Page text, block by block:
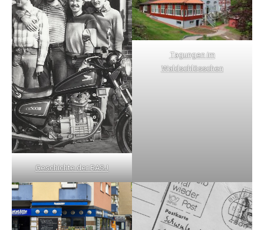
Geschichte der BASJ
Tagungen im
Waldschlösschen